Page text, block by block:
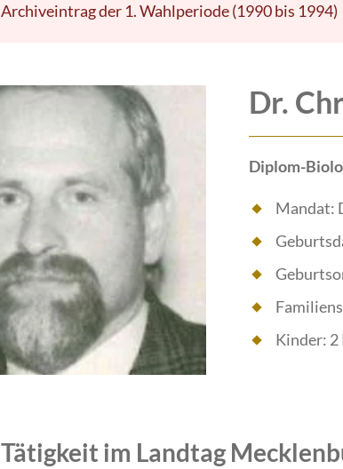
Archiveintrag der 1. Wahlperiode (1990 bis 1994)
Dr.
Diplom-
Mandat:
Kinder: 2
Tätigkeit im Landtag